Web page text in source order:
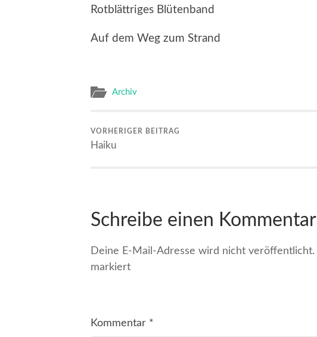
Rotblättriges Blütenband
Auf dem Weg zum Strand
Archiv
VORHERIGER BEITRAG
Haiku
Schreibe einen Kommentar
Deine E-Mail-Adresse wird nicht veröffentlicht.
markiert
Kommentar *